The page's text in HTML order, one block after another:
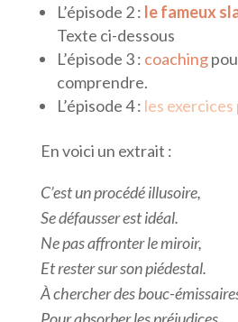
L’épisode 2 : le fameux
Texte ci-dessous
L’épisode 3 : coaching
comprendre.
L’épisode 4 : les
En voici un extrait :
C’est un procédé illusoire,
Se défausser est idéal.
Ne pas affronter le miroir,
Et rester sur son piédestal.
À chercher des bouc-